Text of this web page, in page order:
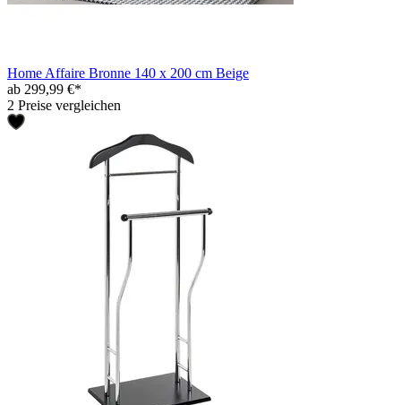
Home Affaire Bronne 140 x 200 cm Beige
ab 299,99 €*
2 Preise vergleichen